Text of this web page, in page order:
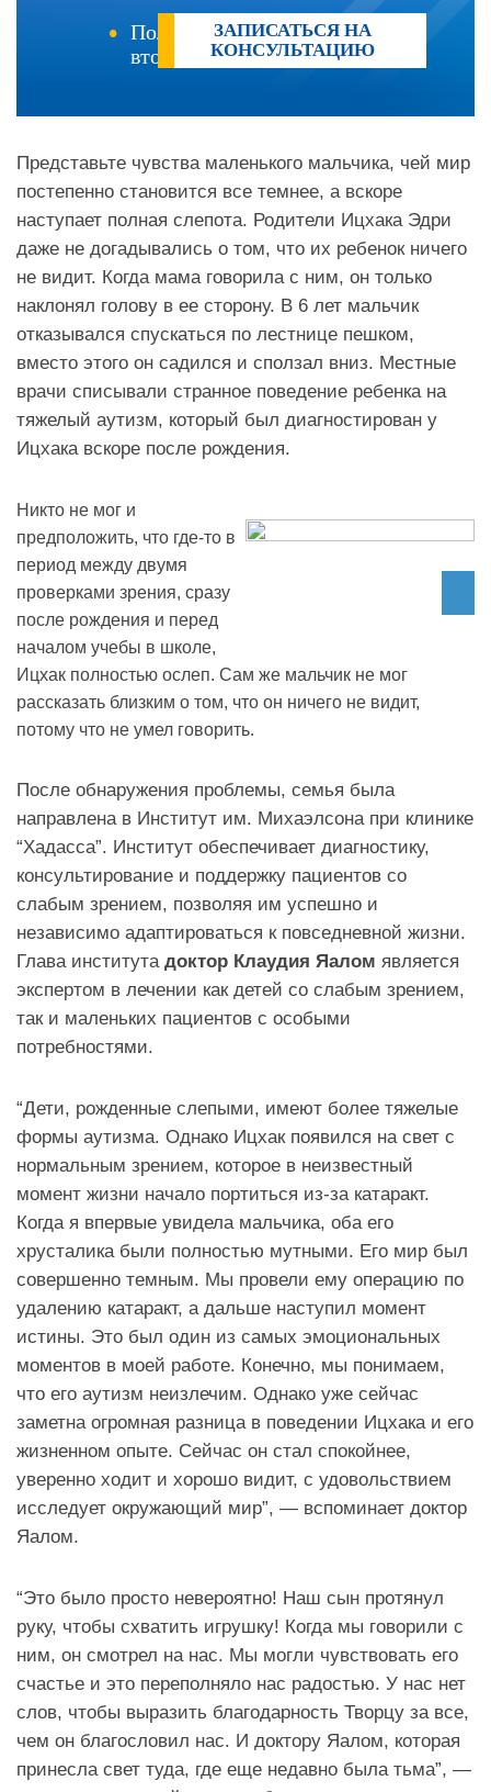
Получение
второго мнения
ЗАПИСАТЬСЯ НА
КОНСУЛЬТАЦИЮ
Представьте чувства маленького мальчика, чей мир
постепенно становится все темнее, а вскоре
наступает полная слепота. Родители Ицхака Эдри
даже не догадывались о том, что их ребенок ничего
не видит. Когда мама говорила с ним, он только
наклонял голову в ее сторону. В 6 лет мальчик
отказывался спускаться по лестнице пешком,
вместо этого он садился и сползал вниз. Местные
врачи списывали странное поведение ребенка на
тяжелый аутизм, который был диагностирован у
Ицхака вскоре после рождения.
Никто не мог и
предположить, что где-то в
период между двумя
проверками зрения, сразу
после рождения и перед
началом учебы в школе,
Ицхак полностью ослеп. Сам же мальчик не мог
рассказать близким о том, что он ничего не видит,
потому что не умел говорить.
После обнаружения проблемы, семья была
направлена в Институт им. Михаэлсона при клинике
“Хадасса”. Институт обеспечивает диагностику,
консультирование и поддержку пациентов со
слабым зрением, позволяя им успешно и
независимо адаптироваться к повседневной жизни.
Глава института доктор Клаудия Яалом является
экспертом в лечении как детей со слабым зрением,
так и маленьких пациентов с особыми
потребностями.
“Дети, рожденные слепыми, имеют более тяжелые
формы аутизма. Однако Ицхак появился на свет с
нормальным зрением, которое в неизвестный
момент жизни начало портиться из-за катаракт.
Когда я впервые увидела мальчика, оба его
хрусталика были полностью мутными. Его мир был
совершенно темным. Мы провели ему операцию по
удалению катаракт, а дальше наступил момент
истины. Это был один из самых эмоциональных
моментов в моей работе. Конечно, мы понимаем,
что его аутизм неизлечим. Однако уже сейчас
заметна огромная разница в поведении Ицхака и его
жизненном опыте. Сейчас он стал спокойнее,
уверенно ходит и хорошо видит, с удовольствием
исследует окружающий мир”, — вспоминает доктор
Яалом.
“Это было просто невероятно! Наш сын протянул
руку, чтобы схватить игрушку! Когда мы говорили с
ним, он смотрел на нас. Мы могли чувствовать его
счастье и это переполняло нас радостью. У нас нет
слов, чтобы выразить благодарность Творцу за все,
чем он благословил нас. И доктору Яалом, которая
принесла свет туда, где еще недавно была тьма”, —